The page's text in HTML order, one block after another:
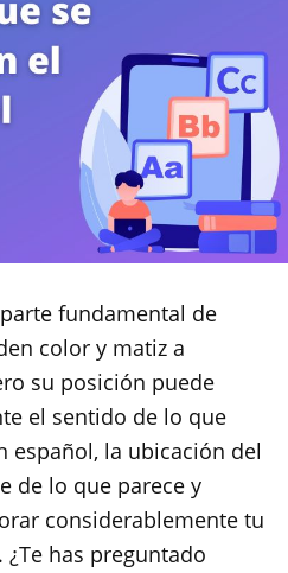
fundamental de
color y matiz a
su posición puede
el sentido de lo que
español, la ubicación del
de lo que parece y
considerablemente tu
has preguntado